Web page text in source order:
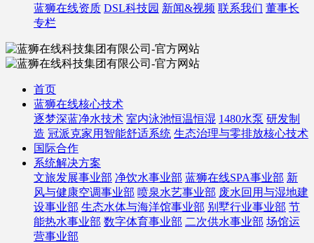
蓝狮在线资质 DSL科技园 新闻&视频 联系我们 董事长
专栏
首页
蓝狮在线核心技术
逐梦深蓝净水技术 室内泳池恒温恒湿 1480水泵 研发制
造 冠派克家用智能舒适系统 生态治理与零排放核心技术
国际合作
系统解决方案
文旅发展事业部 净饮水事业部 蓝狮在线SPA事业部 新
风与健康空调事业部 喷泉水艺事业部 废水回用与湿地建
设事业部 生态水体与海洋馆事业部 别墅行业事业部 节
能热水事业部 数字体育事业部 二次供水事业部 场馆运
营事业部